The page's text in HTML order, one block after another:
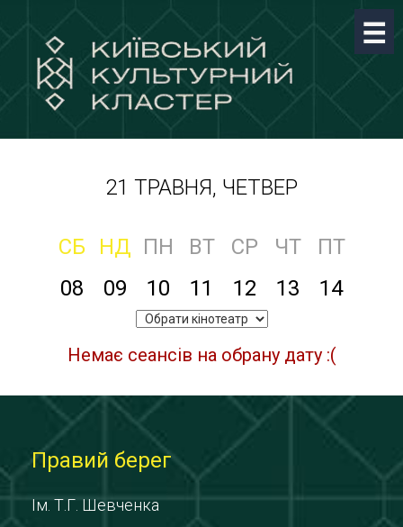
21 ТРАВНЯ, ЧЕТВЕР
СБ НД ПН ВТ СР ЧТ
ПТ
08
09 10 11 12 13 14
Немає сеансів на обрану дату :(
Правий берег
Ім. Т.Г. Шевченка